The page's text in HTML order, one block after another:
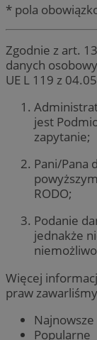
* pola
Zgodnie z art.
danych
UE L 119 z
jest
zapytanie;
Pani/Pana
RODO;
Podanie
jednakże
Więcej
praw
Najnowsze
Popularne